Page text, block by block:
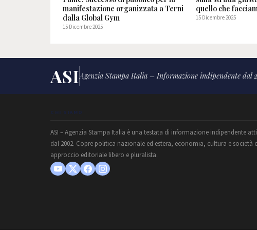
manifestazione organizzata a Terni
dalla Global Gym
15 Dicembre 2025
quello che
15 Dicembre 2025
ASIAgenzia Stampa Italia – Informazione indipendente dal
CHI SIAMO
ASI – Agenzia Stampa Italia è una testata di informazione indipendente
dal 2002. Copre politica nazionale ed estera, economia, cultura e società
approccio editoriale libero e pluralista.